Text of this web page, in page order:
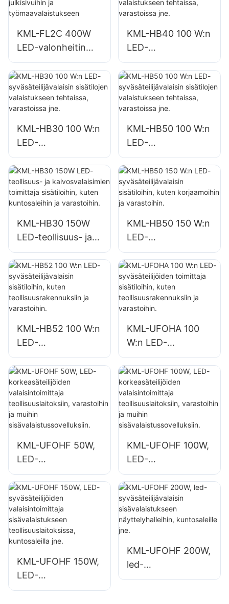
toimittaja toimittaja
KML-FL2C 400W
LED-valonheitin
ulkorakennusten
julkisivuihin ja
työmaavalaistuksee
n
KML-HB40 100 W:n
LED-
syväsäteilijävalaisin
sisätilojen
valaistukseen
tehtaissa,
KML-HB30 100 W:n
LED-
syväsäteilijävalaisin
sisätilojen
valaistukseen
tehtaissa,
KML-HB50 100 W:n
LED-
syväsäteilijävalaisin
sisätilojen
valaistukseen
tehtaissa,
KML-HB30 150W
LED-teollisuus- ja
kaivosvalaisimien
toimittaja
sisätiloihin, kuten
kuntosaleihin ja
varastoihin.
KML-HB50 150 W:n
LED-
syväsäteilijävalaisin
sisätiloihin, kuten
korjaamoihin ja
varastoihin.
KML-HB52 100 W:n
LED-
syväsäteilijävalaisin
sisätiloihin, kuten
teollisuusrakennuks
iin ja varastoihin.
KML-UFOHA 100
W:n LED-
syväsäteilijöiden
toimittaja
sisätiloihin, kuten
teollisuusrakennuks
iin ja varastoihin.
KML-UFOHF 50W,
LED-
korkeasäteilijöiden
valaisintoimittaja
teollisuuslaitoksiin,
varastoihin ja
muihin
sisävalaistussovellu
ksiin.
KML-UFOHF 100W,
LED-
korkeasäteilijöiden
valaisintoimittaja
teollisuuslaitoksiin,
varastoihin ja
muihin
ksiin.
KML-UFOHF 150W,
LED-
syväsäteilijöiden
KML-UFOHF 200W,
led-
syväsäteilijävalaisin